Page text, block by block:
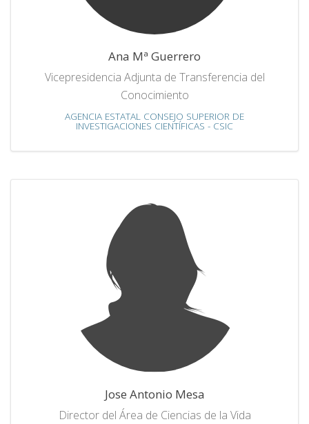
Ana Mª Guerrero
Vicepresidencia Adjunta de Transferencia del
Conocimiento
AGENCIA ESTATAL CONSEJO SUPERIOR DE
INVESTIGACIONES CIENTÍFICAS - CSIC
Jose Antonio Mesa
Director del Área de Ciencias de la Vida